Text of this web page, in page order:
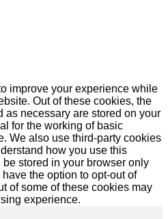
improve your experience while
Out of these cookies, the
as necessary are stored on your
for the working of basic
We also use third-party cookies
how you use this
stored in your browser only
the option to opt-out of
of some of these cookies may
experience.